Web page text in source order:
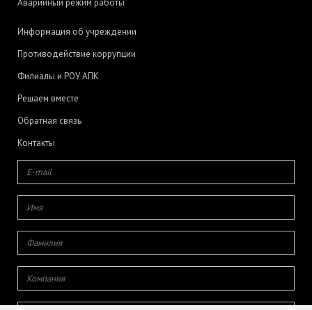
Аварийный режим работы
Информация об учреждении
Противодействие коррупции
Филиалы и РОУ АПК
Решаем вместе
Обратная связь
Контакты